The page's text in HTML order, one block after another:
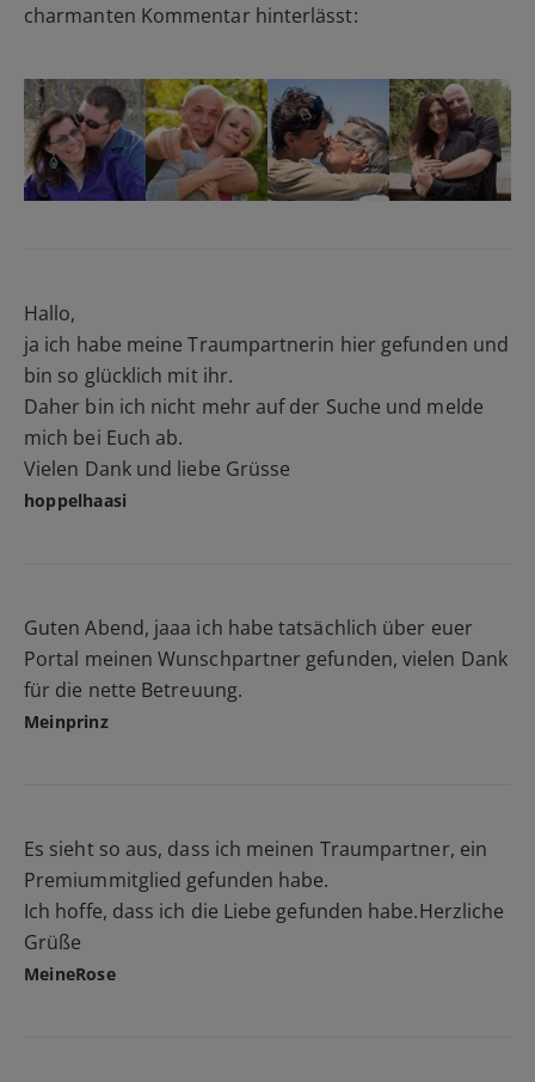
charmanten Kommentar hinterlässt:
Hallo,
ja ich habe meine Traumpartnerin hier gefunden und
bin so glücklich mit ihr.
Daher bin ich nicht mehr auf der Suche und melde
mich bei Euch ab.
Vielen Dank und liebe Grüsse
hoppelhaasi
Guten Abend, jaaa ich habe tatsächlich über euer
Portal meinen Wunschpartner gefunden, vielen Dank
für die nette Betreuung.
Meinprinz
Es sieht so aus, dass ich meinen Traumpartner, ein
Premiummitglied gefunden habe.
Ich hoffe, dass ich die Liebe gefunden habe.Herzliche
Grüße
MeineRose